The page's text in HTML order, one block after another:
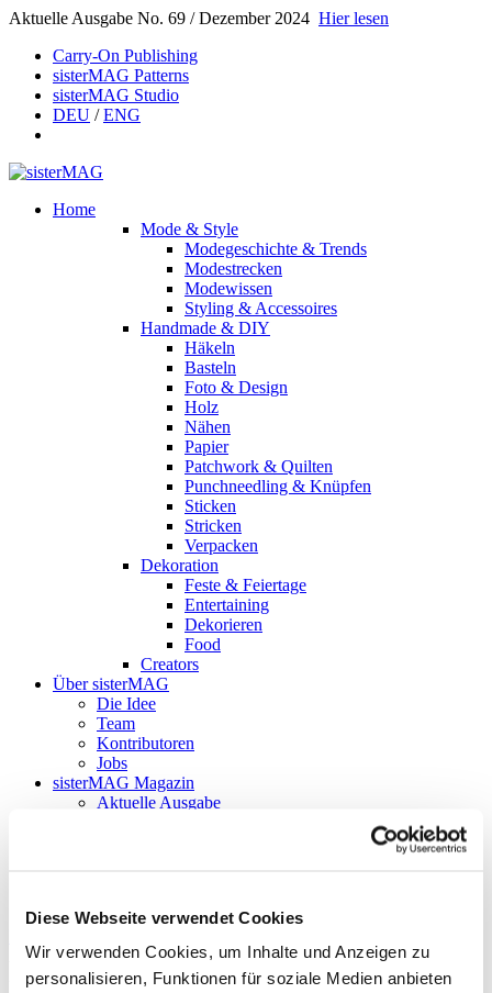
Diese Webseite verwendet Cookies
Wir verwenden Cookies, um Inhalte und Anzeigen zu
personalisieren, Funktionen für soziale Medien anbieten
Aktuelle Ausgabe No. 69 / Dezember 2024 Hier lesen
Carry-On Publishing
sisterMAG Patterns
sisterMAG Studio
DEU /ENG
Home
Mode & Style
Modegeschichte & Trends
Modestrecken
Modewissen
Styling & Accessoires
Handmade & DIY
Häkeln
Basteln
Foto & Design
Holz
Nähen
Papier
Patchwork & Quilten
Punchneedling & Knüpfen
Sticken
Stricken
Verpacken
Dekoration
Feste & Feiertage
Entertaining
Dekorieren
Food
Creators
Über sisterMAG
Die Idee
Team
Kontributoren
Jobs
sisterMAG Magazin
Aktuelle Ausgabe
Anzeige
25. Mai 2016